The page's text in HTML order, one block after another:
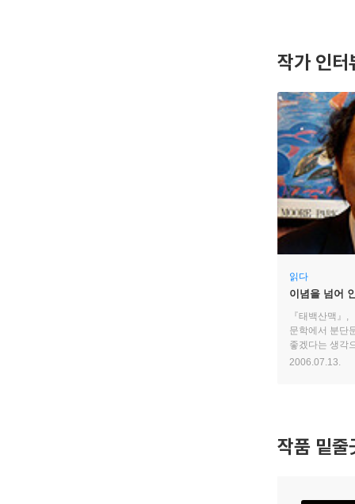
작가 인터
읽다
이념을 넘어
『태백산맥』,
문학에서 분단
좋겠다는 생각
『인간 연습』
2006.07.13.
작품 밑줄